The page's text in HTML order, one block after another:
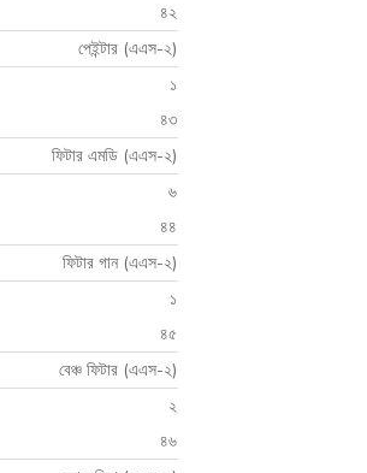
৪২
পেইন্টার (এএস-২)
১
৪৩
ফিটার এমডি (এএস-২)
৬
৪৪
ফিটার গান (এএস-২)
১
৪৫
বেঞ্চ ফিটার (এএস-২)
২
৪৬